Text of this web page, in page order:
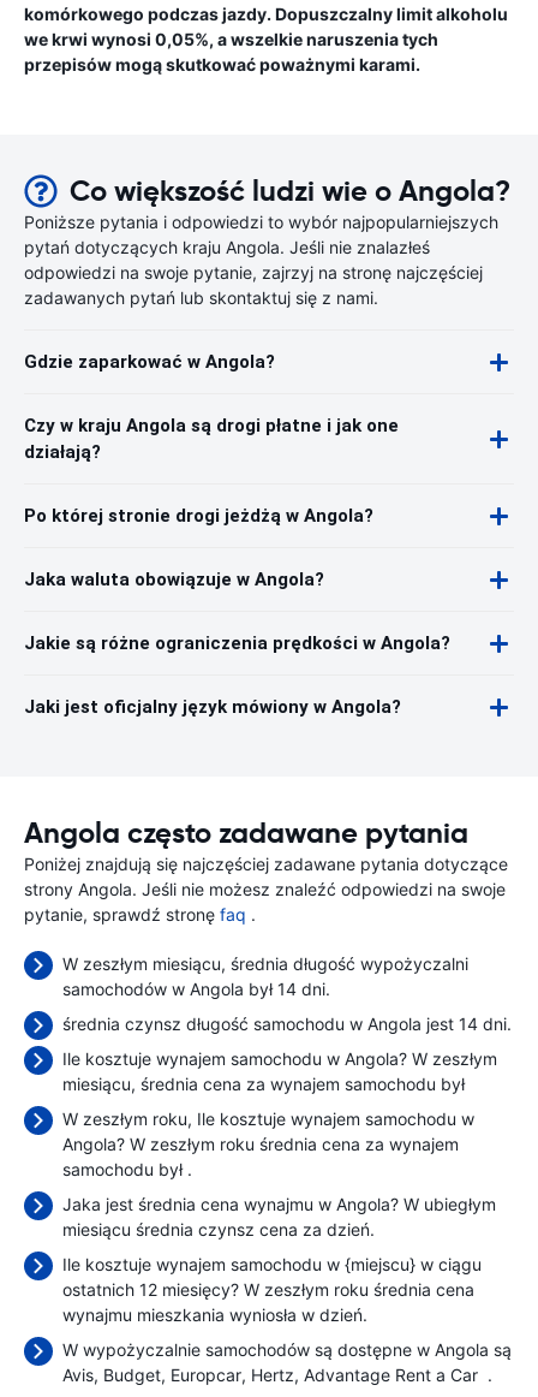
komórkowego podczas jazdy. Dopuszczalny limit alkoholu
we krwi wynosi 0,05%, a wszelkie naruszenia tych
przepisów mogą skutkować poważnymi karami.
Co większość ludzi wie o Angola?
Poniższe pytania i odpowiedzi to wybór najpopularniejszych
pytań dotyczących kraju Angola. Jeśli nie znalazłeś
odpowiedzi na swoje pytanie, zajrzyj na stronę najczęściej
zadawanych pytań lub skontaktuj się z nami.
Gdzie zaparkować w Angola?
Czy w kraju Angola są drogi płatne i jak one
działają?
Po której stronie drogi jeżdżą w Angola?
Jaka waluta obowiązuje w Angola?
Jakie są różne ograniczenia prędkości w Angola?
Jaki jest oficjalny język mówiony w Angola?
Angola często zadawane pytania
Poniżej znajdują się najczęściej zadawane pytania dotyczące
strony Angola. Jeśli nie możesz znaleźć odpowiedzi na swoje
pytanie, sprawdź stronę faq .
W zeszłym miesiącu, średnia długość wypożyczalni
samochodów w Angola był 14 dni.
średnia czynsz długość samochodu w Angola jest 14 dni.
Ile kosztuje wynajem samochodu w Angola? W zeszłym
miesiącu, średnia cena za wynajem samochodu był
W zeszłym roku, Ile kosztuje wynajem samochodu w
Angola? W zeszłym roku średnia cena za wynajem
samochodu był .
Jaka jest średnia cena wynajmu w Angola? W ubiegłym
miesiącu średnia czynsz cena za dzień.
Ile kosztuje wynajem samochodu w {miejscu} w ciągu
ostatnich 12 miesięcy? W zeszłym roku średnia cena
wynajmu mieszkania wyniosła w dzień.
W wypożyczalnie samochodów są dostępne w Angola są
Avis Budget Europcar Hertz Advantage Rent a Car .